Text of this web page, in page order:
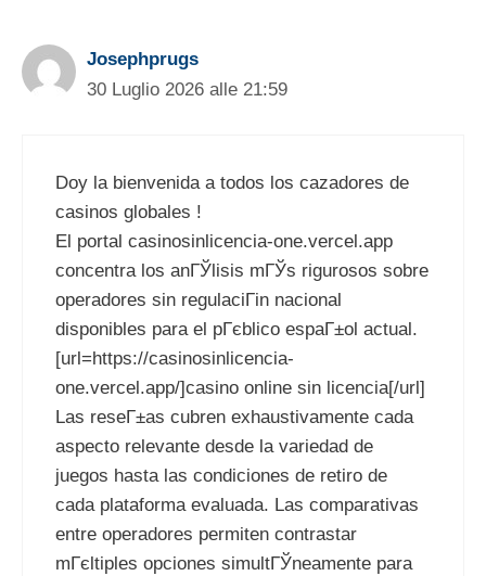
Josephprugs
30 Luglio 2026 alle 21:59
Doy la bienvenida a todos los cazadores de
casinos globales !
El portal casinosinlicencia-one.vercel.app
concentra los anГЎlisis mГЎs rigurosos sobre
operadores sin regulaciГіn nacional
disponibles para el pГєblico espaГ±ol actual.
[url=https://casinosinlicencia-
one.vercel.app/]casino online sin licencia[/url]
Las reseГ±as cubren exhaustivamente cada
aspecto relevante desde la variedad de
juegos hasta las condiciones de retiro de
cada plataforma evaluada. Las comparativas
entre operadores permiten contrastar
mГєltiples opciones simultГЎneamente para